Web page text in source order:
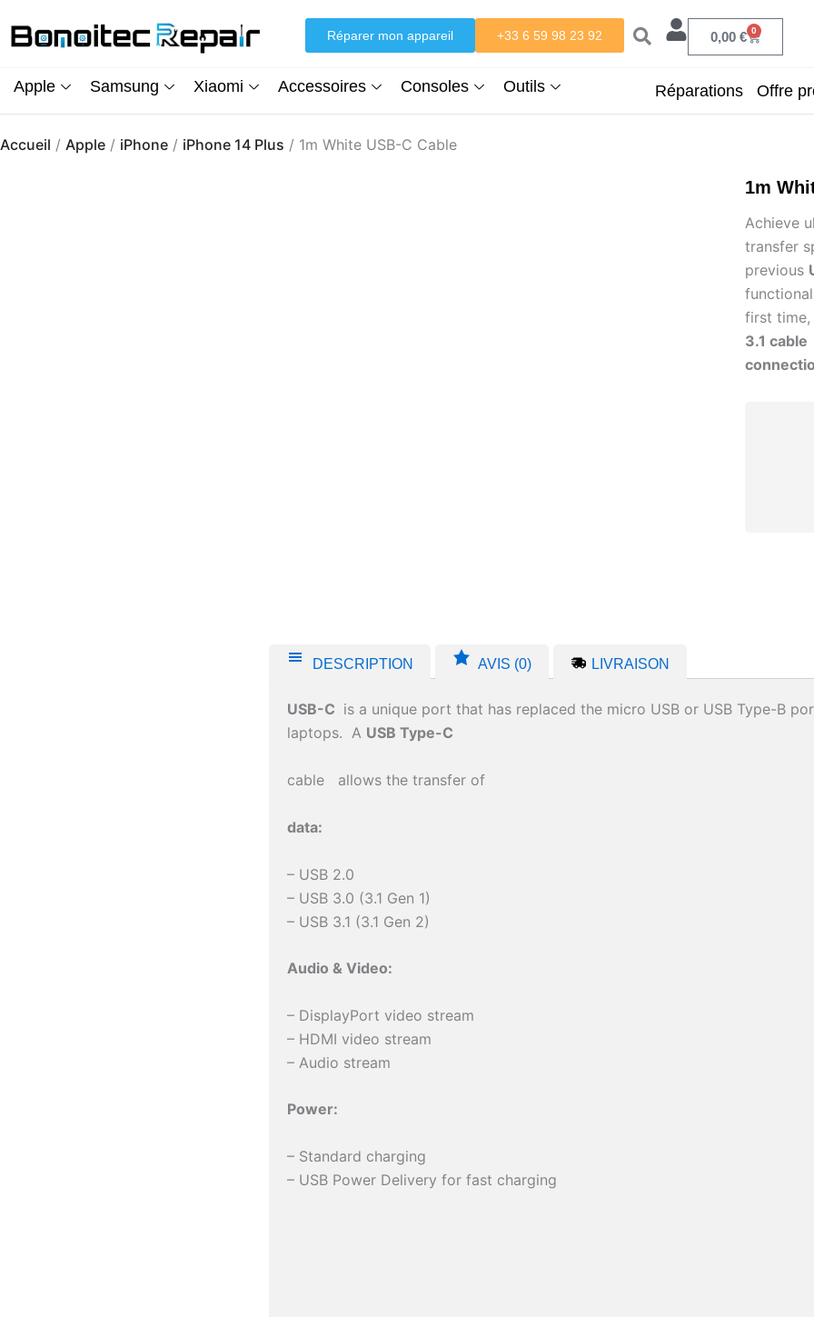
au
Réparer mon appareil +33 6 59 98 23 92 0,00 € 0
Panier
Apple Samsung Xiaomi Accessoires Consoles Outils Réparations Offre
Accueil / Apple / iPhone / iPhone 14 Plus / 1m White USB-C Cable
1m
Achieve
transfer
previous
first time,
3.1 cable
DESCRIPTION AVIS (0) LIVRAISON
USB-C is a unique port that has replaced the micro USB or USB Type-B
laptops. A USB Type-C
cable allows the transfer of
data:
– USB 2.0
– USB 3.0 (3.1 Gen 1)
– USB 3.1 (3.1 Gen 2)
Audio & Video:
– DisplayPort video stream
– HDMI video stream
– Audio stream
Power:
– Standard charging
– USB Power Delivery for fast charging